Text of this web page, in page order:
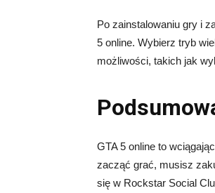
Po zainstalowaniu gry i
5 online. Wybierz tryb
możliwości, takich jak
GTA 5 online to
zacząć grać, musisz
się w Rockstar Social